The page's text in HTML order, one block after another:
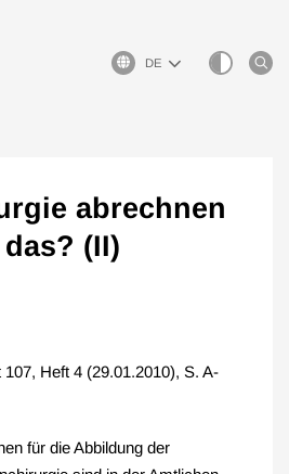
Sprachauswahl
abrechnen
(II)
Heft 4 (29.01.2010), S. A-
für die Abbildung der